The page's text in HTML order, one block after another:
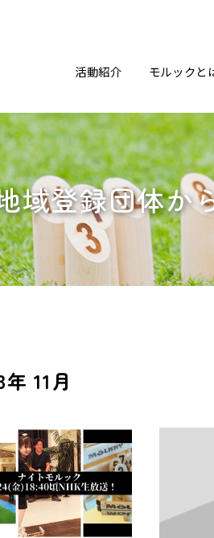
活動紹介 モルックと
域登録団体か
11月